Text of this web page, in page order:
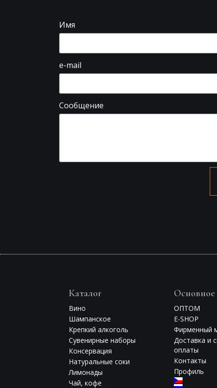
Имя
e-mail
Сообщение
Каталог
Вино
Шампанское
Крепкий алкоголь
Сувенирные наборы
Консервация
Натуральные соки
Лимонады
Чай, кофе
ОПТОМ
E-SHOP
Фирменный
Доставка и
оплаты
Контакты
Профиль